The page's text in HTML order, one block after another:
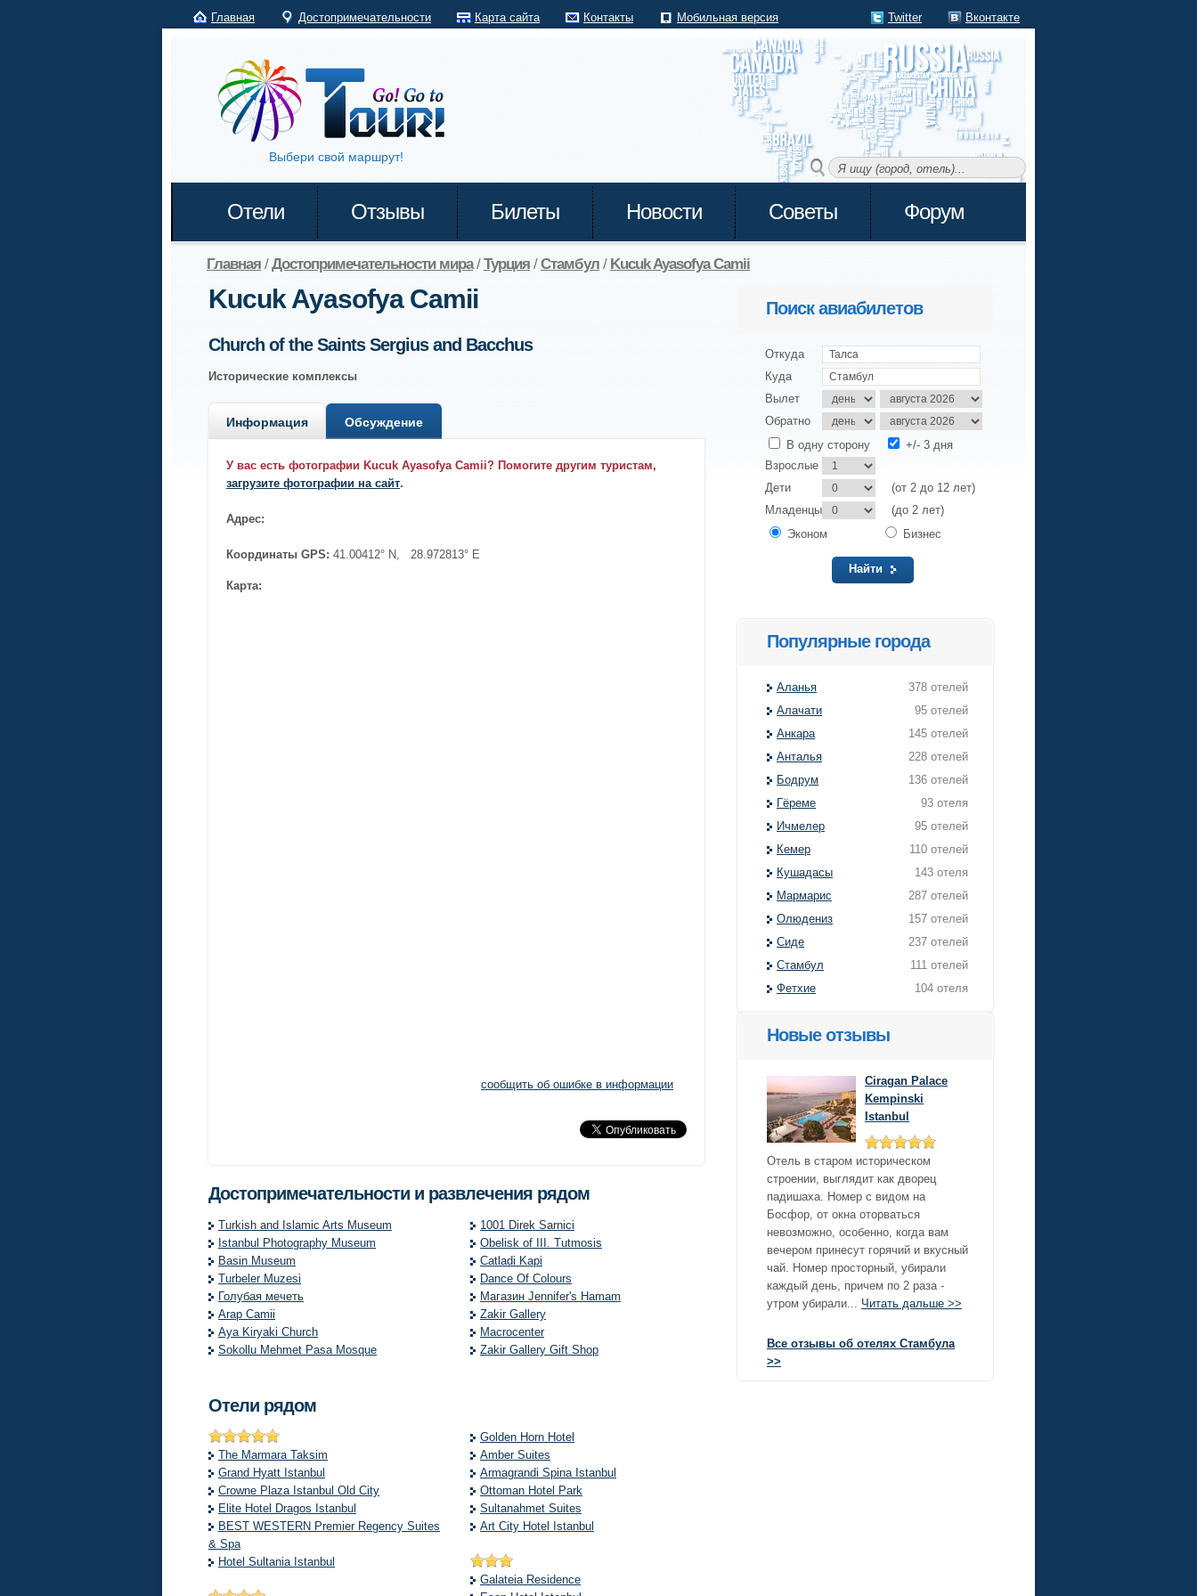
Главная Достопримечательности Карта сайта Контакты Мобильная версия Twitter Вконтакте
Выбери свой маршрут!
Отели Отзывы Билеты Новости Советы Форум
Главная /Достопримечательности мира/Турция /Стамбул / Kucuk Ayasofya Camii
Kucuk Ayasofya Camii
Church of the Saints Sergius and Bacchus
Исторические комплексы
Информация Обсуждение
У вас есть фотографии Kucuk Ayasofya Camii? Помогите другим туристам,
загрузите фотографии на сайт.
Адрес:
Координаты GPS: 41.00412° N, 28.972813° E
Карта:
сообщить об ошибке в информации
Достопримечательности и развлечения рядом
Turkish and Islamic Arts Museum
Istanbul Photography Museum
Basin Museum
Turbeler Muzesi
Голубая мечеть
Arap Camii
Aya Kiryaki Church
Sokollu Mehmet Pasa Mosque
1001 Direk Sarnici
Obelisk of III. Tutmosis
Catladi Kapi
Dance Of Colours
Магазин Jennifer's Hamam
Zakir Gallery
Macrocenter
Zakir Gallery Gift Shop
Отели рядом
The Marmara Taksim
Grand Hyatt Istanbul
Crowne Plaza Istanbul Old City
Elite Hotel Dragos Istanbul
BEST WESTERN Premier Regency Suites
& Spa
Hotel Sultania Istanbul
Golden Horn Hotel
Amber Suites
Armagrandi Spina Istanbul
Ottoman Hotel Park
Sultanahmet Suites
Art City Hotel Istanbul
Galateia Residence
Поиск авиабилетов
Откуда
Куда
Вылет
Обратно
В одну сторону
+/- 3 дня
Взрослые
Дети
(от 2 до 12 лет)
Младенцы
(до 2 лет)
Эконом
Бизнес
Найти
Популярные города
378 отелей
Аланья
95 отелей
Алачати
145 отелей
Анкара
228 отелей
Анталья
136 отелей
Бодрум
93 отеля
Гёреме
95 отелей
Ичмелер
110 отелей
Кемер
143 отеля
Кушадасы
287 отелей
Мармарис
157 отелей
Олюдениз
237 отелей
Сиде
111 отелей
Стамбул
104 отеля
Фетхие
Новые отзывы
Ciragan Palace
Kempinski
Istanbul
Отель в старом историческом
строении, выглядит как дворец
падишаха. Номер с видом на
Босфор, от окна оторваться
невозможно, особенно, когда вам
вечером принесут горячий и вкусный
чай. Номер просторный, убирали
каждый день, причем по 2 раза -
утром убирали... Читать дальше >>
Все отзывы об отелях Стамбула
>>